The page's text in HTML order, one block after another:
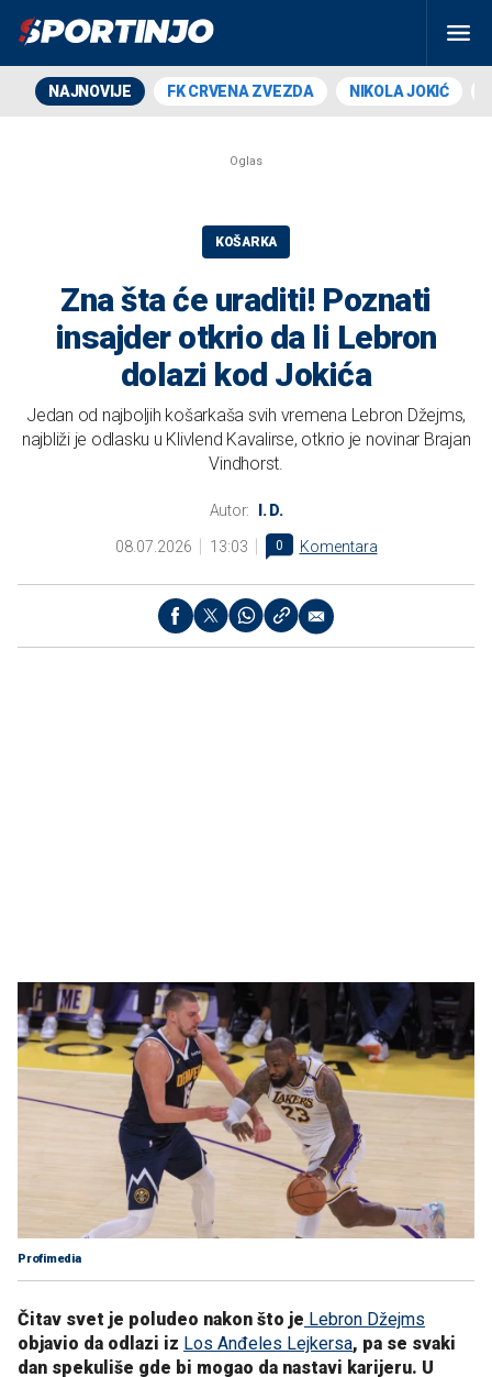
NAJNOVIJE FK CRVENA ZVEZDA NIKOLA JOKIĆ
KOŠARKA
Zna šta će uraditi! Poznati
insajder otkrio da li Lebron
dolazi kod Jokića
Jedan od najboljih košarkaša svih vremena Lebron Džejms,
najbliži je odlasku u Klivlend Kavalirse, otkrio je novinar Brajan
Vindhorst.
Autor: I. D.
08.07.2026 13:03 0 Komentara
Profimedia
Čitav svet je poludeo nakon što je Lebron Džejms
objavio da odlazi iz Los Anđeles Lejkersa, pa se svaki
dan spekuliše gde bi mogao da nastavi karijeru. U